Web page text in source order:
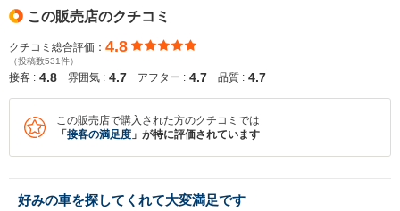
この販売店のクチコミ
クチコミ総合評価： 4.8
（投稿数531件）
接客 : 4.8 雰囲気 : 4.7 アフター : 4.7 品質 : 4.7
この販売店で購入された方のクチコミでは
「 接客の満足度 」が特に評価されています
好みの車を探してくれて大変満足です